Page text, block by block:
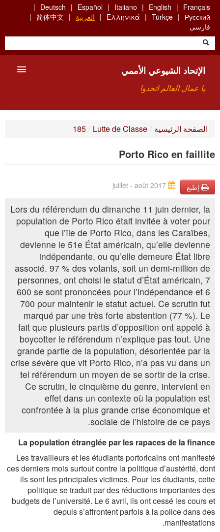
Skip
main
content
Français
English
Italiano
Español
Deutsch
Русский
Türkçe
Ελληνικά العربية
简体中文
فارسی
الإتحاد الشيوعي الأممي
يا عمال العالم اتحدوا
للاتصال بنا HTTPS://WWW.FACEBOOK.COM/UCI.ARABE
الصفحة الرئيسية /
Lutte de Classe
/
185
Porto Rico en faillite
إطبع
Lors du référendum du dimanche 11 juin dernier, la
population de Porto Rico était invitée à voter pour
que l’île de Porto Rico, dans les Caraïbes,
devienne le 51e État américain, qu’elle devienne
indépendante, ou qu’elle demeure État libre
associé. 97 % des votants, soit un demi-million de
personnes, ont choisi le statut d’État américain, 7
600 se sont prononcées pour l’indépendance et 6
700 pour maintenir le statut actuel. Ce scrutin fut
marqué par une très forte abstention (77 %). Le
fait que plusieurs partis d’opposition ont appelé à
boycotter le référendum n’explique pas tout. Une
grande partie de la population, désorientée par la
crise sévère que vit Porto Rico, n’a pas vu dans un
tel référendum un moyen de se sortir de la crise.
Ce scrutin, le cinquième du genre, intervient en
effet dans un contexte où la population est
confrontée à la plus grande crise économique et
sociale de l’histoire de ce pays.
La population étranglée par les rapaces de la finance
Les travailleurs et les étudiants portoricains ont manifesté
ces derniers mois surtout contre la politique d’austérité, dont
ils sont les principales victimes. Pour les étudiants, cette
politique se traduit par des réductions importantes des
budgets de l’université. Le 6 avril, ils ont cessé les cours et
depuis s’affrontent parfois à la police dans des
manifestations.